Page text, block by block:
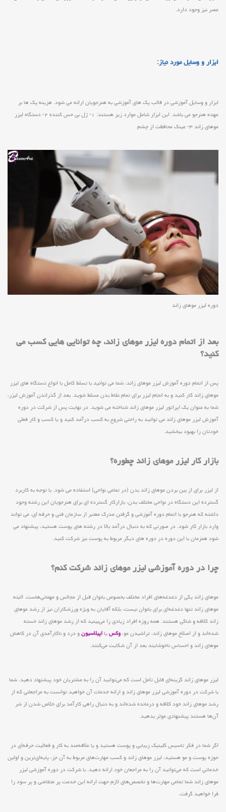
عصر نیز وجود دارد.
ابزار و وسایل مورد نیاز:
ابزار و وسایل آموزشی در قالب پک های آموزشی به هنرجویان ارائه می شود. هزینه پک ها بر
عهده هنرجو می باشد. این ابزار شامل موارد زیر هستند: ۱- ژل بی حس کننده ۲- دستگاه لیزر
موهای زائد ۳- عینک محافظت از چشم
دوره لیزر موهای زائد
بعد از اتمام دوره لیزر موهای زائد، چه توانایی هایی کسب می
کنید؟
پس از اتمام دوره آموزش لیزر موهای زائد، شما می توانید با تسلط کامل با انواع دستگاه های لیزر
موهای زائد کار کنید و به انجام لیزر برای تمام نقاط بدن مسلط شوید. بعد از گذراندن آموزش لیزر،
شما به عنوان یک اپراتور لیزر موهای زائد شناخته می شوید. در نهایت پس از شرکت در دوره
آموزش لیزر موهای زائد می توانید به راحتی شروع به کسب درآمد کنید و یا کسب و کار فعلی
خودتان را بهبود ببخشید.
بازار کار لیزر موهای زائد چطوره؟
از لیزر برای از بین بردن موهای زائد بدن (در تمامی نواحی) استفاده می شود. با توجه به کاربرد
گسترده این دستگاه در نواحی مختلف بدن، بازارکار گسترده ای برای هنرجویان این رشته وجود
داشته که هنرجو با اتمام دوره آموزشی و گرفتن مدرک معتبر از سازمان فنی و حرفه ای، می تواند
وارد بازار کار شود. در صورتی که به دنبال درآمد بالا در رشته های پوست هستید، پیشنهاد می
شود همزمان با این دوره در دوره های دیگر مربوط به پوست نیز شرکت کنید.
چرا در دوره آموزشی لیزر موهای زائد شرکت کنم؟
موهای زائد یکی از دغدغه‌های افراد مختلف بخصوص بانوان قبل از مجالس و مهمانی‌هاست. البته
موهای زائد تنها دغدغه‌ای برای بانوان نیست، بلکه آقایان به ویژه ورزشکاران نیز از رشد موهای
زائد کلافه و شاکی هستند. همه روزه افراد زیادی را می‌بینید که از رشد موهای زائد خسته
شده‌اند و از اصلاح موهای زائد، تراشیدن مو،وکسیااپیلاسیونو درد و ناکارآمدی آن در کاهش
موهای زائد و احساس ناخوشایند بعد از آن شکایت می‌کنند.
لیزر موهای زائد گزینه‌ای قابل تأمل است که می‌توانید آن را به مشتریان خود پیشنهاد دهید. شما
با شرکت در دوره آموزشی لیزر موهای زائد و ارائه خدمات آن خواهید توانست به مراجعانی که از
رشد موهای زائد خود کلافه و درمانده شده‌اند و به دنبال راهی کارآمد برای خلاص شدن از شر
آن‌ها هستند پیشنهادی موثر بدهید.
اگر شما در فکر تاسیس کلینیک زیبایی و پوست هستید و یا علاقه‌مند به کار و فعالیت حرفه‌ای در
حوزه پوست و مو هستید، لیزر موهای زائد و کسب مهارت‌های مربوط به آن جزء پایه‌ای‌ترین و اولین
خدماتی است که می‌توانید آن را به مراجعان خود ارائه دهید. با شرکت در دوره آموزشی لیزر
موهای زائد شما تمامی مهارت‌ها و تخصص‌های لازم جهت ارائه این خدمت پر متقاضی و پر سود را
فرا خواهید گرفت.